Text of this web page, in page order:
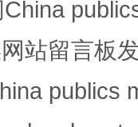
站留言板
publics